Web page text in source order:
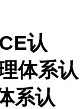
CE认
体系认
系认